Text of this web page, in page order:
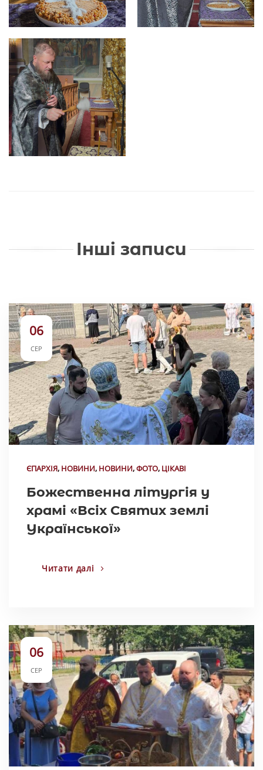
Інші записи
06
СЕР
ЄПАРХІЯ, НОВИНИ, НОВИНИ,ФОТО, ЦІКАВІ
Божественна літургія у
храмі «Всіх Святих землі
Української»
Читати далі
06
СЕР